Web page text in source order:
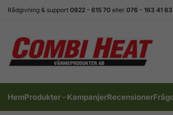
Rådgivning & support 0922 - 615 70 eller 076 - 163 41 63
HemProdukter KampanjerRecensioner